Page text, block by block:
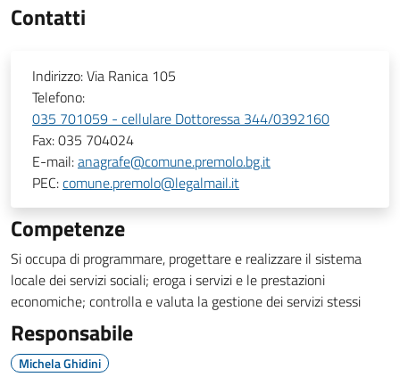
Contatti
Indirizzo:Via Ranica 105
Telefono:
035 701059 - cellulare Dottoressa 344/0392160
Fax:035 704024
E-mail:anagrafe@comune.premolo.bg.it
PEC:comune.premolo@legalmail.it
Competenze
Si occupa di programmare, progettare e realizzare il sistema
locale dei servizi sociali; eroga i servizi e le prestazioni
economiche; controlla e valuta la gestione dei servizi stessi
Responsabile
Michela Ghidini